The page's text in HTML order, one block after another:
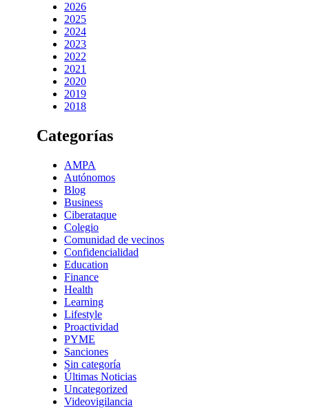
2026
2025
2024
2023
2022
2021
2020
2019
2018
Categorías
AMPA
Autónomos
Blog
Business
Ciberataque
Colegio
Comunidad de vecinos
Confidencialidad
Education
Finance
Health
Learning
Lifestyle
Proactividad
PYME
Sanciones
Sin categoría
Últimas Noticias
Uncategorized
Videovigilancia